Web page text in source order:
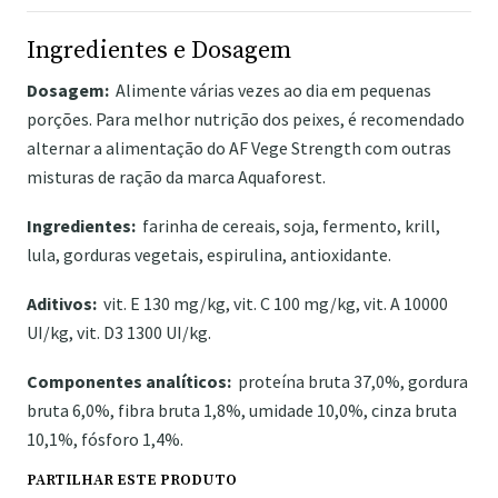
Ingredientes e Dosagem
Dosagem: Alimente várias vezes ao dia em pequenas
porções. Para melhor nutrição dos peixes, é recomendado
alternar a alimentação do AF Vege Strength com outras
misturas de ração da marca Aquaforest.
Ingredientes: farinha de cereais, soja, fermento, krill,
lula, gorduras vegetais, espirulina, antioxidante.
Aditivos: vit. E 130 mg/kg, vit. C 100 mg/kg, vit. A 10000
UI/kg, vit. D3 1300 UI/kg.
Componentes analíticos: proteína bruta 37,0%, gordura
bruta 6,0%, fibra bruta 1,8%, umidade 10,0%, cinza bruta
10,1%, fósforo 1,4%.
PARTILHAR ESTE PRODUTO